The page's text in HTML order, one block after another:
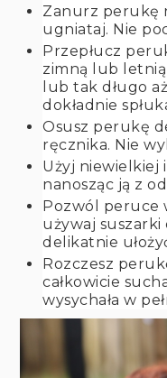
Zanurz perukę
ugniataj. Nie
Przepłucz
zimną lub
lub tak długo
dokładnie
Osusz perukę
ręcznika. Nie
Użyj niewielkiej
nanosząc ją z
Pozwól peruce
używaj suszarki
delikatnie
Rozczesz
całkowicie
wysychała w